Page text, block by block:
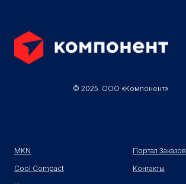
© 2025. ООО «Компонент»
MKN
Cool Compact
Портал Заказов
Контакты